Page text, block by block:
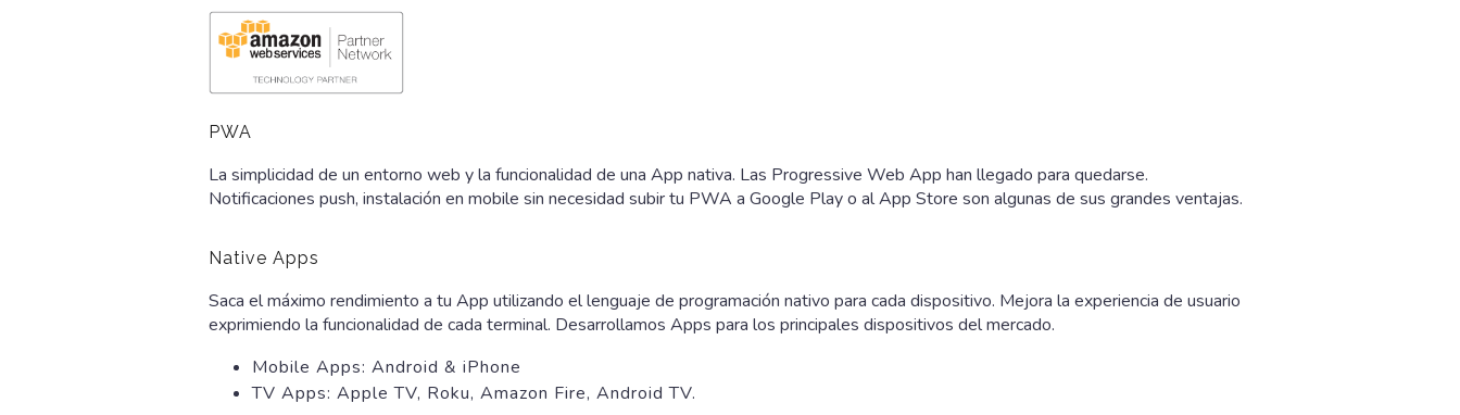
PWA
La simplicidad de un entorno web y la funcionalidad de una App nativa. Las Progressive Web App han llegado para quedarse.
Notificaciones push, instalación en mobile sin necesidad subir tu PWA a Google Play o al App Store son algunas de sus grandes ventajas.
Native Apps
Saca el máximo rendimiento a tu App utilizando el lenguaje de programación nativo para cada dispositivo. Mejora la experiencia de usuario
exprimiendo la funcionalidad de cada terminal. Desarrollamos Apps para los principales dispositivos del mercado.
Mobile Apps: Android & iPhone
TV Apps: Apple TV, Roku, Amazon Fire, Android TV.